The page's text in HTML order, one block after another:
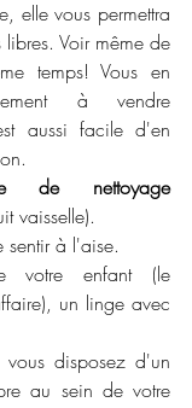
elle vous permettra
Voir même de
temps! Vous en
à vendre
aussi facile d'en
de nettoyage
vaisselle).
à l'aise.
enfant (le
un linge avec
disposez d'un
au sein de votre